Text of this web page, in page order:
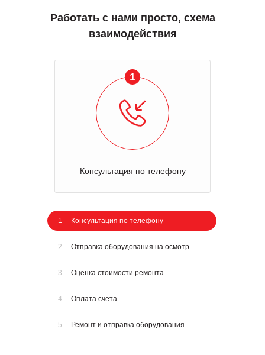
Работать с нами просто, схема
взаимодействия
1
Консультация по телефону
1 Консультация по телефону
2 Отправка оборудования на осмотр
3 Оценка стоимости ремонта
4 Оплата счета
5 Ремонт и отправка оборудования